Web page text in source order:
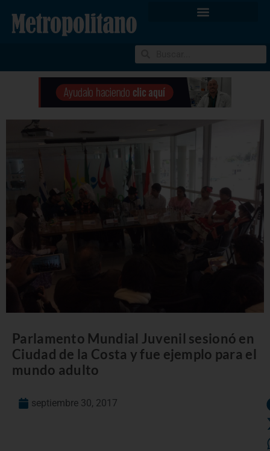
Parlamento Mundial Juvenil sesionó en
Ciudad de la Costa y fue ejemplo para el
mundo adulto
septiembre 30, 2017